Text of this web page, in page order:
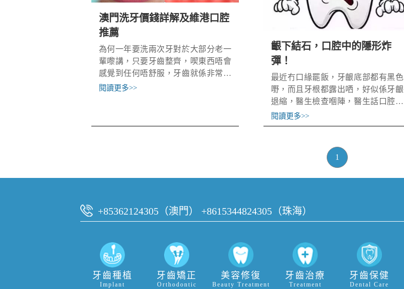
澳門洗牙價錢詳解及維港口腔
推薦
為何一年要洗兩次牙對於大部分老一
輩嚟講，只要牙齒整齊，喫東西唔會
感覺到任何唔舒服，牙齒就係非常健
康嘅。但事實真係如此嗎？其實我哋
閱讀更多>>
齦下結石，口腔中的隱形炸
彈！
最近冇口緣罷飯，牙齦底部都有黑色
嘢，而且牙根都露出哂，好似係牙齦
退縮，醫生檢查嗰陣，醫生話口腔入
邊有牙結石，有啲奇怪，牙結石應該
係長喺牙齒表面嘅嚟緊？
閱讀更多>>
1
+85362124305（澳門） +8615344824305（珠海）
牙齒種植
Implant
牙齒矯正
Orthodontic
美容修復
Beauty Treatment
牙齒治療
Treatment
牙齒保健
Dental Care